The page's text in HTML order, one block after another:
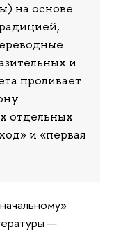
на основе
и
проливает
отдельных
и «первая
—